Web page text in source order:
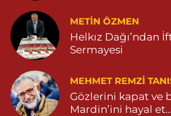
METIN ÖZMEN
Helkız Dağı’ndan
Sermayesi
MEHMET REMZI
Gözlerini kapat ve
Mardin’ini hayal et…